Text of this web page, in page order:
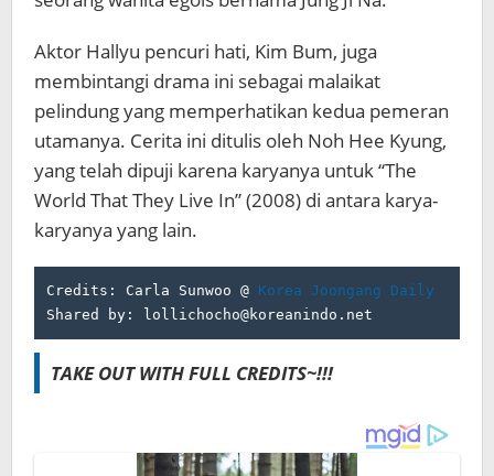
Aktor Hallyu pencuri hati, Kim Bum, juga
membintangi drama ini sebagai malaikat
pelindung yang memperhatikan kedua pemeran
utamanya. Cerita ini ditulis oleh Noh Hee Kyung,
yang telah dipuji karena karyanya untuk “The
World That They Live In” (2008) di antara karya-
karyanya yang lain.
Credits: Carla Sunwoo @ Korea Joongang Daily
Shared by: lollichocho@koreanindo.net
TAKE OUT WITH FULL CREDITS~!!!